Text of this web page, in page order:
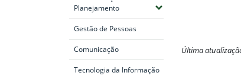
Planejamento(Expandir submenus)
Gestão de Pessoas
Comunicação
Tecnologia da Informação
Última